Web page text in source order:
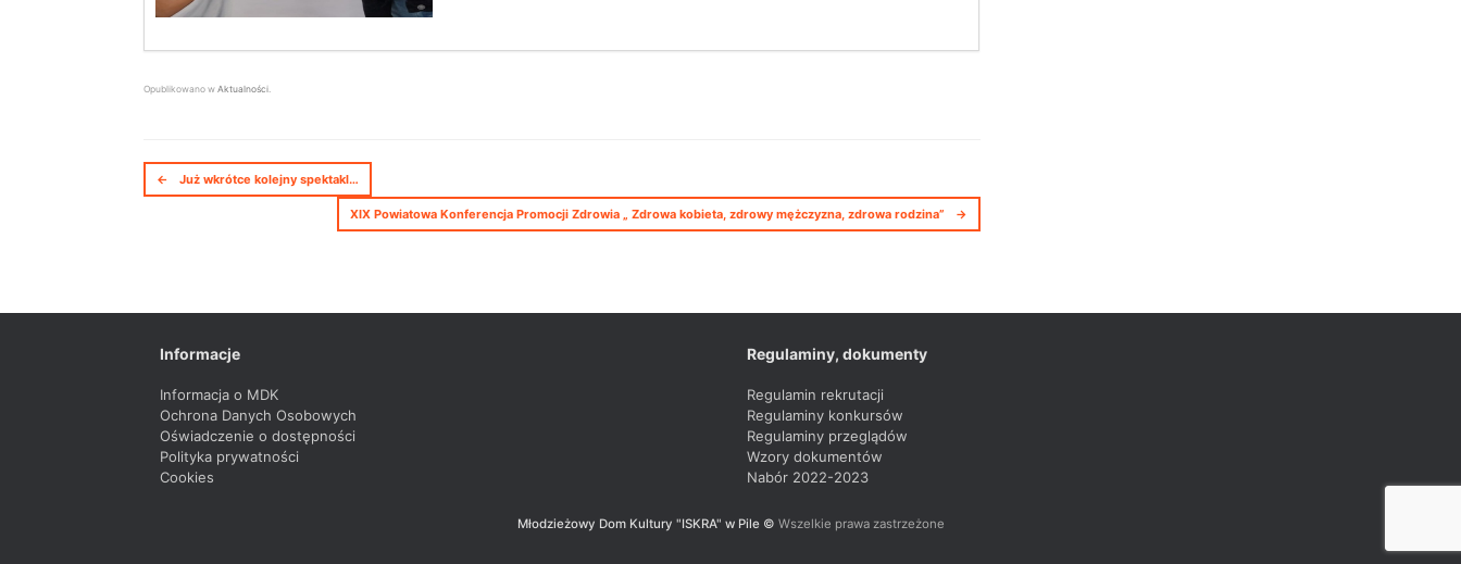
Opublikowano w Aktualności
Nawigacja postów
← Już wkrótce kolejny spektakl…
XIX Powiatowa Konferencja Promocji Zdrowia „ Zdrowa kobieta, zdrowy mężczyzna, zdrowa rodzina” →
Informacje
Informacja o MDK
Ochrona Danych Osobowych
Oświadczenie o dostępności
Polityka prywatności
Cookies
Regulaminy, dokumenty
Regulamin rekrutacji
Regulaminy konkursów
Regulaminy przeglądów
Wzory dokumentów
Nabór 2022-2023
Młodzieżowy Dom Kultury "ISKRA" w Pile © Wszelkie prawa zastrzeżone